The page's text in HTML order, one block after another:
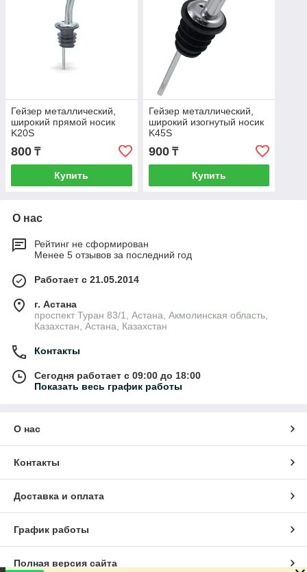
Гейзер металлический,
широкий прямой носик
K20S
800 ₸
Купить
Гейзер металлический,
широкий изогнутый носик
K45S
900₸
Купить
О нас
Рейтинг не сформирован
Менее 5 отзывов за последний год
Работает с 21.05.2014
г. Астана
проспект Туран 83/1, Астана, Акмолинская область,
Казахстан, Астана, Казахстан
Контакты
Сегодня работает с 09:00 до 18:00
Показать весь график работы
О нас
Контакты
Доставка и оплата
График работы
Полная версия сайта